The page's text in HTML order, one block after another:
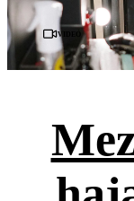
Videó